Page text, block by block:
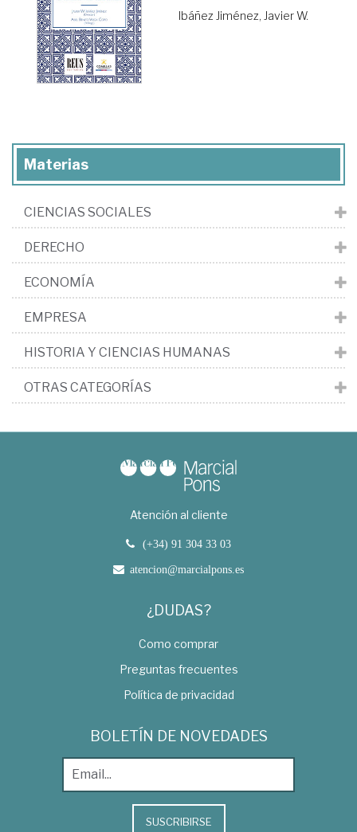
Ibáñez Jiménez, Javier W.
Materias
CIENCIAS SOCIALES
DERECHO
ECONOMÍA
EMPRESA
HISTORIA Y CIENCIAS HUMANAS
OTRAS CATEGORÍAS
Atención al cliente
(+34) 91 304 33 03
atencion@marcialpons.es
¿DUDAS?
Como comprar
Preguntas frecuentes
Política de privacidad
BOLETÍN DE NOVEDADES
SUSCRIBIRSE